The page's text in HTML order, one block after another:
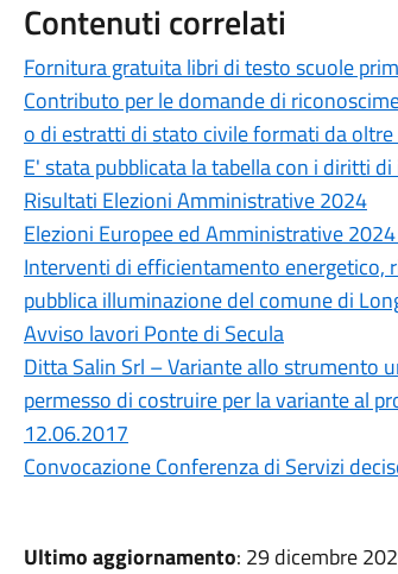
Contenuti correlati
Fornitura gratuita libri di testo scuole
Contributo per le domande di
o di estratti di stato civile formati da oltre
E' stata pubblicata la tabella con i diritti
Risultati Elezioni Amministrative 2024
Elezioni Europee ed Amministrative 2024
Interventi di efficientamento energetico,
pubblica illuminazione del comune di
Avviso lavori Ponte di Secula
Ditta Salin Srl – Variante allo strumento
permesso di costruire per la variante al
12.06.2017
Convocazione Conferenza di Servizi
Ultimo aggiornamento: 29 dicembre